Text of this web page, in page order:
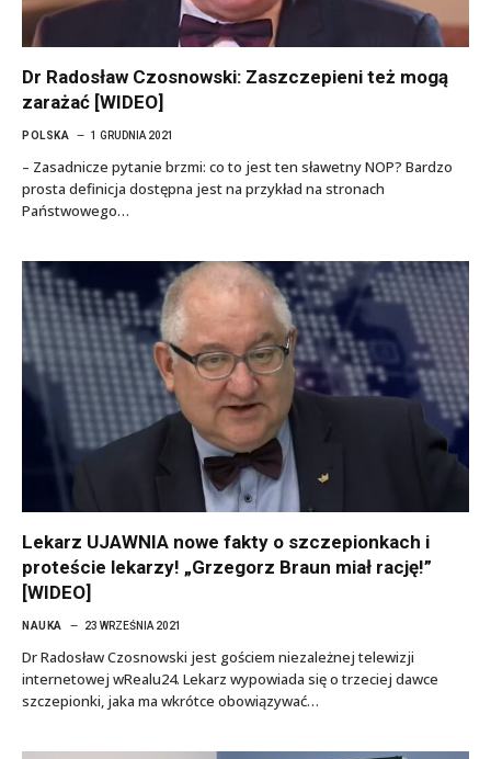
Dr Radosław Czosnowski: Zaszczepieni też mogą
zarażać [WIDEO]
POLSKA 1 GRUDNIA 2021
– Zasadnicze pytanie brzmi: co to jest ten sławetny NOP? Bardzo
prosta definicja dostępna jest na przykład na stronach
Państwowego…
Lekarz UJAWNIA nowe fakty o szczepionkach i
proteście lekarzy! „Grzegorz Braun miał rację!”
[WIDEO]
NAUKA 23 WRZEŚNIA 2021
Dr Radosław Czosnowski jest gościem niezależnej telewizji
internetowej wRealu24. Lekarz wypowiada się o trzeciej dawce
szczepionki, jaka ma wkrótce obowiązywać…